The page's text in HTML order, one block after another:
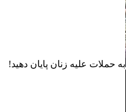
به حملات عليه زنان پايان دهيد!